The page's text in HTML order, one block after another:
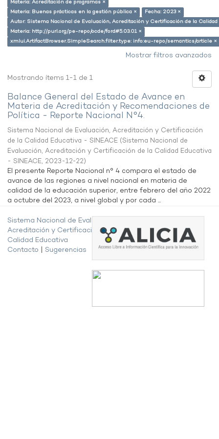
Materia: Acreditación de programas ×
Materia: Buenas prácticas en la gestión pública ×
Fecha: 2023 ×
Autor: Sistema Nacional de Evaluación, Acreditación y Certificación de la
Materia: http://purl.org/pe-repo/ocde/ford#5.03.01 ×
xmlui.ArtifactBrowser.SimpleSearch.filter.type: info:eu-repo/semantics/article ×
Mostrar filtros avanzados
Mostrando ítems 1-1 de 1
Balance General del Estado de Avance en
Materia de Acreditación y Recomendaciones de
Política - Reporte Nacional N°4.
Sistema Nacional de Evaluación, Acreditación y Certificación
de la Calidad Educativa - SINEACE (Sistema Nacional de
Evaluación, Acreditación y Certificación de la Calidad Educativa
- SINEACE, 2023-12-22)
El presente Reporte Nacional n° 4 compara el estado de
avance de las regiones a nivel nacional en materia de
calidad de la educación superior, entre febrero del año 2022
a octubre del 2023, a nivel global y por cada ...
Sistema Nacional de Evaluación,
Acreditación y Certificación de la
Calidad Educativa
Contacto
Sugerencias